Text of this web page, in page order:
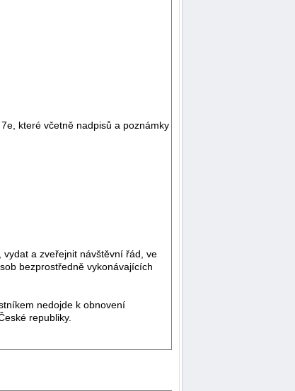
které včetně nadpisů a poznámky
a zveřejnit návštěvní řád, ve
bezprostředně vykonávajících
nedojde k obnovení
republiky.